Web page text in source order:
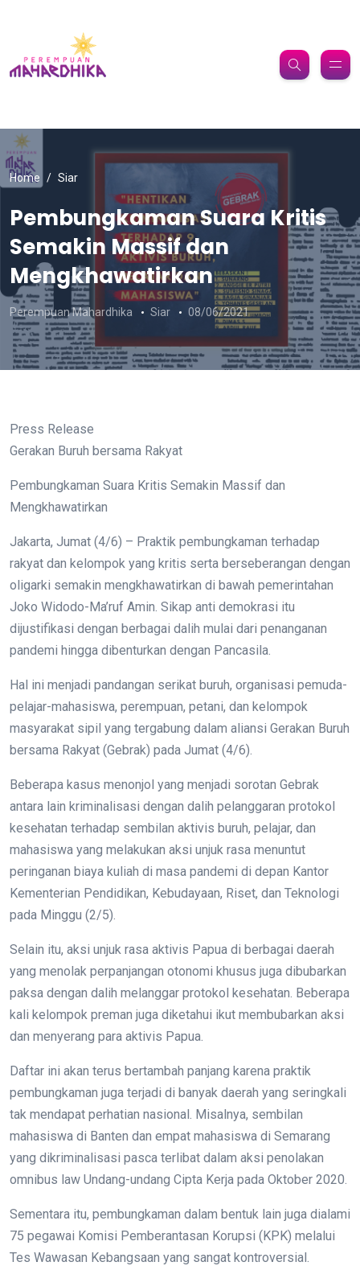
Home Siar
Pembungkaman Suara Kritis
Semakin Massif dan
Mengkhawatirkan
Perempuan Mahardhika Siar 08/06/2021
Press Release
Gerakan Buruh bersama Rakyat
Pembungkaman Suara Kritis Semakin Massif dan
Mengkhawatirkan
Jakarta, Jumat (4/6) – Praktik pembungkaman terhadap
rakyat dan kelompok yang kritis serta berseberangan dengan
oligarki semakin mengkhawatirkan di bawah pemerintahan
Joko Widodo-Ma’ruf Amin. Sikap anti demokrasi itu
dijustifikasi dengan berbagai dalih mulai dari penanganan
pandemi hingga dibenturkan dengan Pancasila.
Hal ini menjadi pandangan serikat buruh, organisasi pemuda-
pelajar-mahasiswa, perempuan, petani, dan kelompok
masyarakat sipil yang tergabung dalam aliansi Gerakan Buruh
bersama Rakyat (Gebrak) pada Jumat (4/6).
Beberapa kasus menonjol yang menjadi sorotan Gebrak
antara lain kriminalisasi dengan dalih pelanggaran protokol
kesehatan terhadap sembilan aktivis buruh, pelajar, dan
mahasiswa yang melakukan aksi unjuk rasa menuntut
peringanan biaya kuliah di masa pandemi di depan Kantor
Kementerian Pendidikan, Kebudayaan, Riset, dan Teknologi
pada Minggu (2/5).
Selain itu, aksi unjuk rasa aktivis Papua di berbagai daerah
yang menolak perpanjangan otonomi khusus juga dibubarkan
paksa dengan dalih melanggar protokol kesehatan. Beberapa
kali kelompok preman juga diketahui ikut membubarkan aksi
dan menyerang para aktivis Papua.
Daftar ini akan terus bertambah panjang karena praktik
pembungkaman juga terjadi di banyak daerah yang seringkali
tak mendapat perhatian nasional. Misalnya, sembilan
mahasiswa di Banten dan empat mahasiswa di Semarang
yang dikriminalisasi pasca terlibat dalam aksi penolakan
omnibus law Undang-undang Cipta Kerja pada Oktober 2020.
Sementara itu, pembungkaman dalam bentuk lain juga dialami
75 pegawai Komisi Pemberantasan Korupsi (KPK) melalui
Tes Wawasan Kebangsaan yang sangat kontroversial.